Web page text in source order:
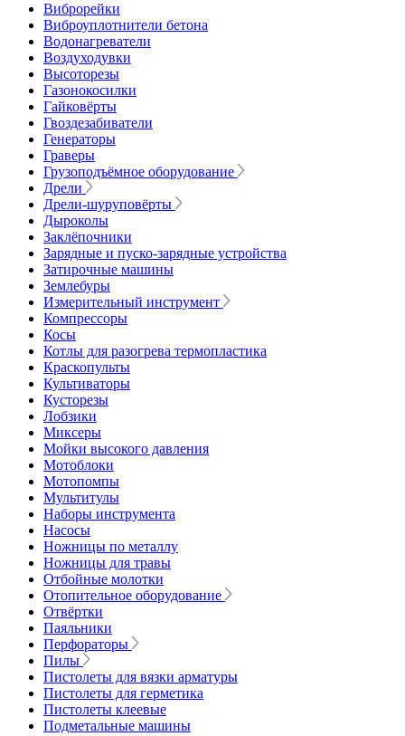
Виброрейки
Виброуплотнители бетона
Водонагреватели
Воздуходувки
Высоторезы
Газонокосилки
Гайковёрты
Гвоздезабиватели
Генераторы
Граверы
Грузоподъёмное оборудование
Дрели
Дрели-шуруповёрты
Дыроколы
Заклёпочники
Зарядные и пуско-зарядные устройства
Затирочные машины
Землебуры
Измерительный инструмент
Компрессоры
Косы
Котлы для разогрева термопластика
Краскопульты
Культиваторы
Кусторезы
Лобзики
Миксеры
Мойки высокого давления
Мотоблоки
Мотопомпы
Мультитулы
Наборы инструмента
Насосы
Ножницы по металлу
Ножницы для травы
Отбойные молотки
Отопительное оборудование
Отвёртки
Паяльники
Перфораторы
Пилы
Пистолеты для вязки арматуры
Пистолеты для герметика
Пистолеты клеевые
Подметальные машины